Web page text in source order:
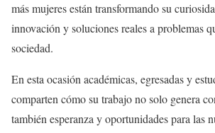
más mujeres están transformando su
innovación y soluciones reales a problemas
sociedad.
En esta ocasión académicas, egresadas y
comparten cómo su trabajo no solo genera
también esperanza y oportunidades para las